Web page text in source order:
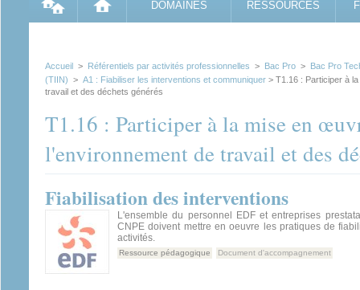
DOMAINES RESSOURCES
Accueil > Référentiels par activités professionnelles > Bac Pro > Bac Pro
(TIIN) > A1 : Fiabiliser les interventions et communiquer > T1.16 : Participer à
travail et des déchets générés
T1.16 : Participer à la mise en
l'environnement de travail et des
Fiabilisation des interventions
L'ensemble du personnel EDF et entreprises
CNPE doivent mettre en oeuvre les pratiques de
activités.
Ressource pédagogique Document d'accompagnement